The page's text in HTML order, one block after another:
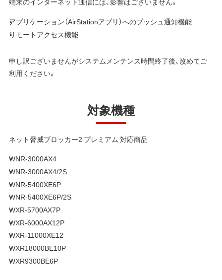
アプリケーション（AirStationアプリ）へのプッシュ通知機能
リモートアクセス機能
申し訳ございませんがシステムメンテンス時間終了後、改めてご
利用ください。
対象機種
ネット脅威ブロッカー2 プレミアム 対応商品
WNR-3000AX4
WNR-3000AX4/2S
WNR-5400XE6P
WNR-5400XE6P/2S
WXR-5700AX7P
WXR-6000AX12P
WXR-11000XE12
WXR18000BE10P
WXR9300BE6P